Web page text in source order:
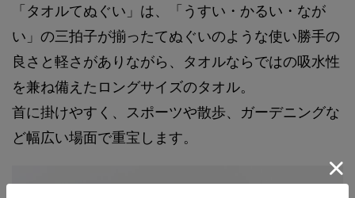
「タオルてぬぐい」は、「うすい・かるい・なが
い」の三拍子が揃ったてぬぐいのような使い勝手の
良さと軽さがありながら、タオルならではの吸水性
を兼ね備えたロングサイズのタオル。
首に掛けやすく、スポーツや散歩、ガーデニングな
ど幅広い場面で重宝します。